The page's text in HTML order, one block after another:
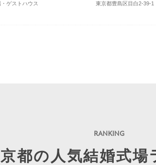
ゲストハウス 東京都豊島区目白2-39-1
都の人気結婚式場